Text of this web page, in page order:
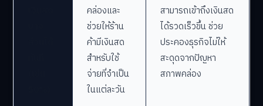
คล่องและ
ช่วยให้ร้าน
ค้ามีเงินสด
สำหรับใช้
จ่ายที่จำเป็น
ในแต่ละวัน
สามารถเข้าถึงเงินสด
ได้รวดเร็วขึ้น ช่วย
ประคองธุรกิจไม่ให้
สะดุดจากปัญหา
สภาพคล่อง